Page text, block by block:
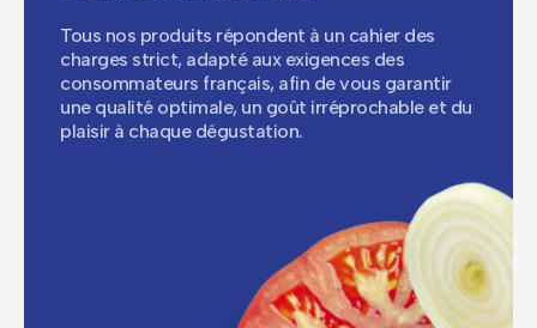
Tous nos produits répondent à un cahier des
charges strict, adapté aux exigences des
consommateurs français, afin de vous garantir
une qualité optimale, un goût irréprochable et du
plaisir à chaque dégustation.